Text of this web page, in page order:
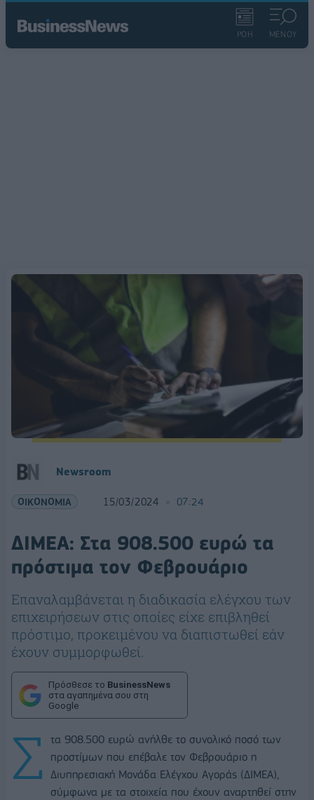
ΡΟΗ ΜΕΝΟΥ
Newsroom
ΟΙΚΟΝΟΜΙΑ 15/03/2024 07:24
ΔΙΜΕΑ: Στα 908.500 ευρώ τα
πρόστιμα τον Φεβρουάριο
Επαναλαμβάνεται η διαδικασία ελέγχου των
επιχειρήσεων στις οποίες είχε επιβληθεί
πρόστιμο, προκειμένου να διαπιστωθεί εάν
έχουν συμμορφωθεί.
Πρόσθεσε το BusinessNews
στα αγαπημένα σου στη
Google
Σ
τα 908.500 ευρώ ανήλθε το συνολικό ποσό των
προστίμων που επέβαλε τον Φεβρουάριο η
Διυπηρεσιακή Μονάδα Ελέγχου Αγοράς (ΔΙΜΕΑ),
σύμφωνα με τα στοιχεία που έχουν αναρτηθεί στην